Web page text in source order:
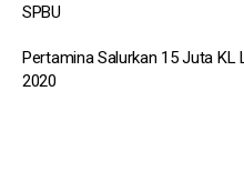
SPBU
Pertamina Salurkan 15 Juta KL
2020